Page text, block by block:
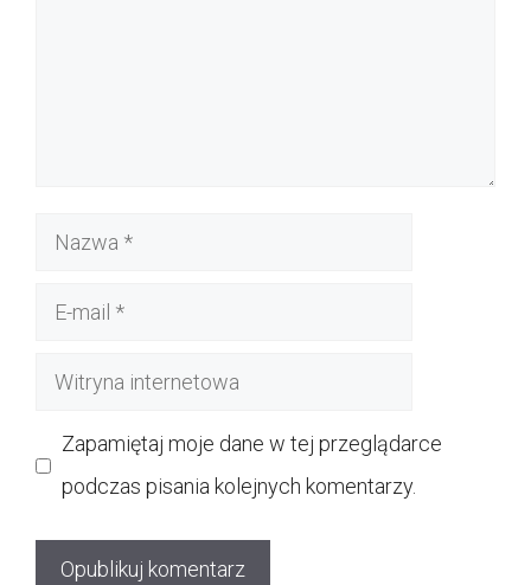
Nazwa
Witryna
Zapamiętaj moje dane w tej przeglądarce
podczas pisania kolejnych komentarzy.